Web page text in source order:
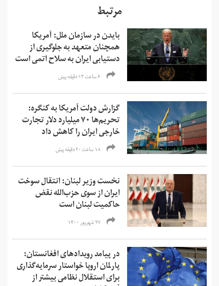
مرتبط
بایدن در سازمان ملل: آمریکا
همچنان متعهد به جلوگیری از
دستیابی ایران به سلاح اتمی است
۶ ساعت ۱۳ دقیقه پیش
گزارش دولت آمریکا به کنگره:
تحریم‌ها ۷۰ میلیارد دلار تجارت
خارجی ایران را کاهش داد
۱۸ ساعت ۲۰ دقیقه پیش
نخست وزیر لبنان: انتقال سوخت
ایران از سوی حزب‌الله نقض
حاکمیت لبنان است
۲۷ شهریور ۱۴۰۰
در پیامد رویدادهای افغانستان:
پارلمان اروپا خواستار سرمایه‌گذاری
برای استقلال نظامی بیشتر از